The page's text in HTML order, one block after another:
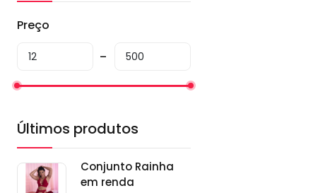
Preço
Últimos produtos
Conjunto Rainha
em renda